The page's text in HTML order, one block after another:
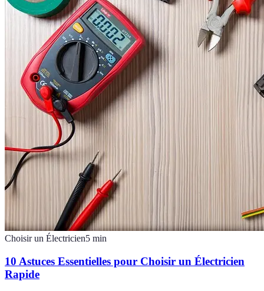
Choisir un Électricien5 min
10 Astuces Essentielles pour Choisir un Électricien
Rapide